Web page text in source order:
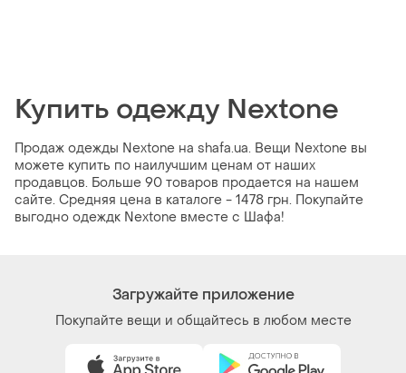
Купить одежду Nextone
Продаж одежды Nextone на shafa.ua. Вещи Nextone вы
можете купить по наилучшим ценам от наших
продавцов. Больше 90 товаров продается на нашем
сайте. Средняя цена в каталоге - 1478 грн. Покупайте
выгодно одеждк Nextone вместе с Шафа!
Загружайте приложение
Покупайте вещи и общайтесь в любом месте